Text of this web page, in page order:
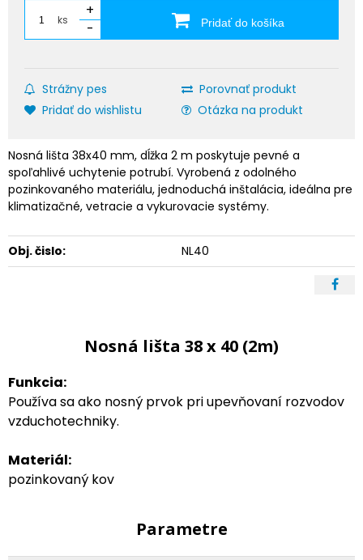
ks
+
-
Pridať do košíka
Strážny pes
Porovnať produkt
Pridať do wishlistu
Otázka na produkt
Nosná lišta 38x40 mm, dĺžka 2 m poskytuje pevné a
spoľahlivé uchytenie potrubí. Vyrobená z odolného
pozinkovaného materiálu, jednoduchá inštalácia, ideálna pre
klimatizačné, vetracie a vykurovacie systémy.
Obj. čislo: NL40
Nosná lišta 38 x 40 (2m)
Funkcia:
Používa sa ako nosný prvok pri upevňovaní rozvodov
vzduchotechniky.
Materiál:
pozinkovaný kov
Parametre